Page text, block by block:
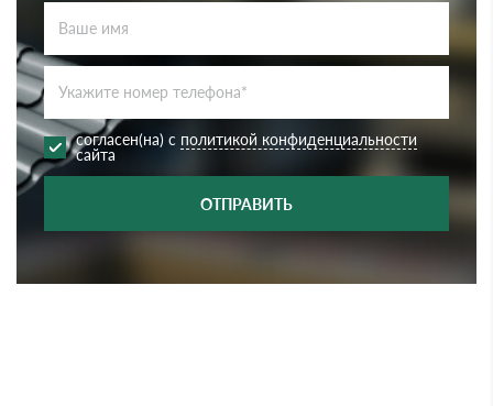
согласен(на) с политикой конфиденциальности
сайта
ОТПРАВИТЬ